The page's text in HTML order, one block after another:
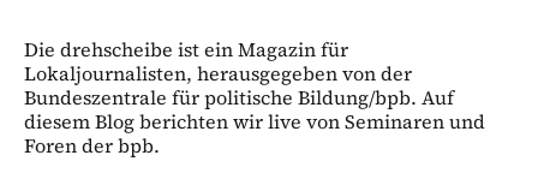
Die drehscheibe ist ein Magazin für
Lokaljournalisten, herausgegeben von der
Bundeszentrale für politische Bildung/bpb. Auf
diesem Blog berichten wir live von Seminaren und
Foren der bpb.